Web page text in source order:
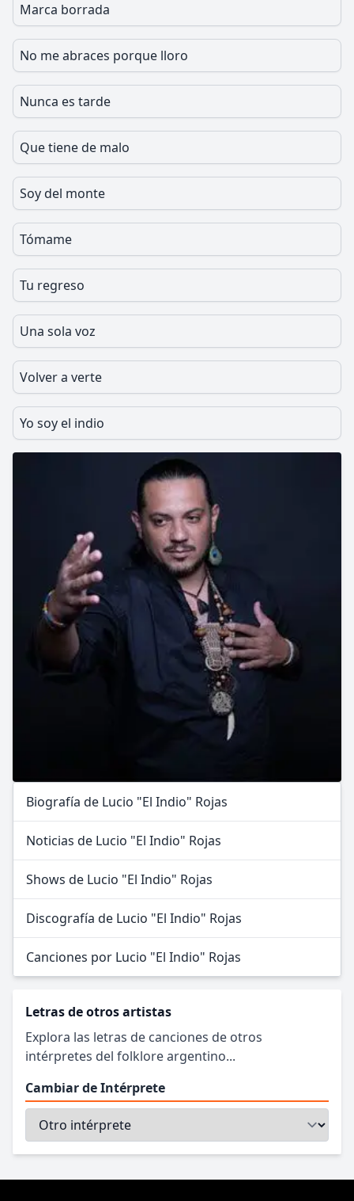
Marca borrada
No me abraces porque lloro
Nunca es tarde
Que tiene de malo
Soy del monte
Tómame
Tu regreso
Una sola voz
Volver a verte
Yo soy el indio
Biografía de Lucio "El Indio" Rojas
Noticias de Lucio "El Indio" Rojas
Shows de Lucio "El Indio" Rojas
Discografía de Lucio "El Indio" Rojas
Canciones por Lucio "El Indio" Rojas
Letras de otros artistas
Explora las letras de canciones de otros
intérpretes del folklore argentino...
Cambiar de Intérprete